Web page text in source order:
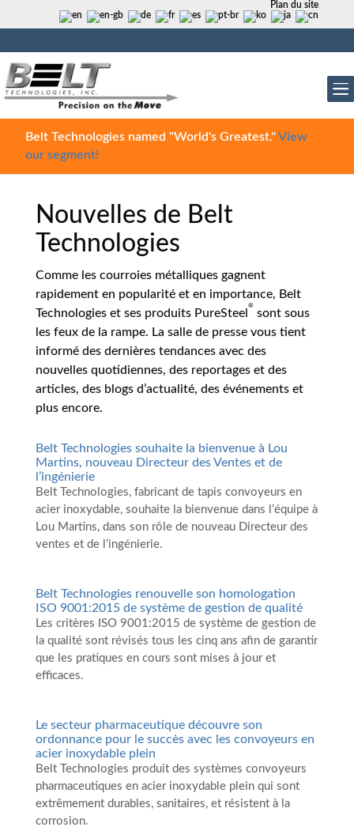
Plan du site
Belt Technologies named "World's Greatest."View
our segment!
Nouvelles de Belt
Technologies
Comme les courroies métalliques gagnent
rapidement en popularité et en importance, Belt
Technologies et ses produits PureSteel
®
sont sous
les feux de la rampe. La salle de presse vous tient
informé des dernières tendances avec des
nouvelles quotidiennes, des reportages et des
articles, des blogs d’actualité, des événements et
plus encore.
Belt Technologies souhaite la bienvenue à Lou
Martins, nouveau Directeur des Ventes et de
l’ingénierie
Belt Technologies, fabricant de tapis convoyeurs en
acier inoxydable, souhaite la bienvenue dans l’équipe à
Lou Martins, dans son rôle de nouveau Directeur des
ventes et de l’ingénierie.
Belt Technologies renouvelle son homologation
ISO 9001:2015 de système de gestion de qualité
Les critères ISO 9001:2015 de système de gestion de
la qualité sont révisés tous les cinq ans afin de garantir
que les pratiques en cours sont mises à jour et
efficaces.
Le secteur pharmaceutique découvre son
ordonnance pour le succès avec les convoyeurs en
acier inoxydable plein
Belt Technologies produit des systèmes convoyeurs
pharmaceutiques en acier inoxydable plein qui sont
extrêmement durables, sanitaires, et résistent à la
corrosion.